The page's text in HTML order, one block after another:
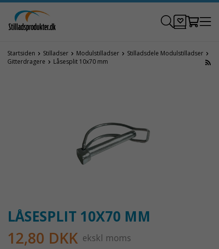
Startsiden Stilladser Modulstilladser
Stilladsdele Modulstilladser
Gitterdragere
Låsesplit 10x70 mm
LÅSESPLIT 10X70 MM
12,80 DKK ekskl moms